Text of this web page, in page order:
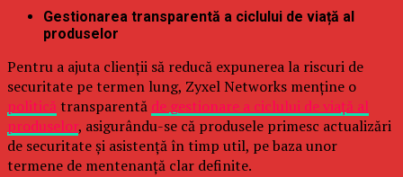
Gestionarea transparentă a ciclului de viață al
produselor
Pentru a ajuta clienții să reducă expunerea la riscuri de
securitate pe termen lung, Zyxel Networks menține o
politică transparentă de gestionare a ciclului de viață al
produselor, asigurându-se că produsele primesc actualizări
de securitate și asistență în timp util, pe baza unor
termene de mentenanță clar definite.